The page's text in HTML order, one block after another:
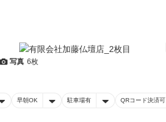
写真 6枚
早朝OK 駐車場有 QRコード決済可